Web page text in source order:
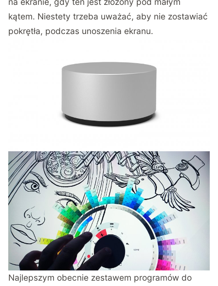
kątem. Niestety trzeba uważać, aby nie zostawiać
pokrętła, podczas unoszenia ekranu.
Najlepszym obecnie zestawem programów do